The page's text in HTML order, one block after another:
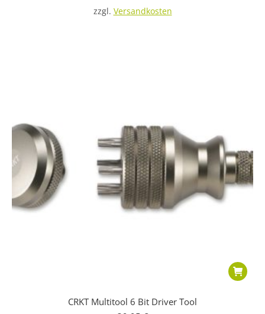
zzgl. Versandkosten
CRKT Multitool 6 Bit Driver Tool